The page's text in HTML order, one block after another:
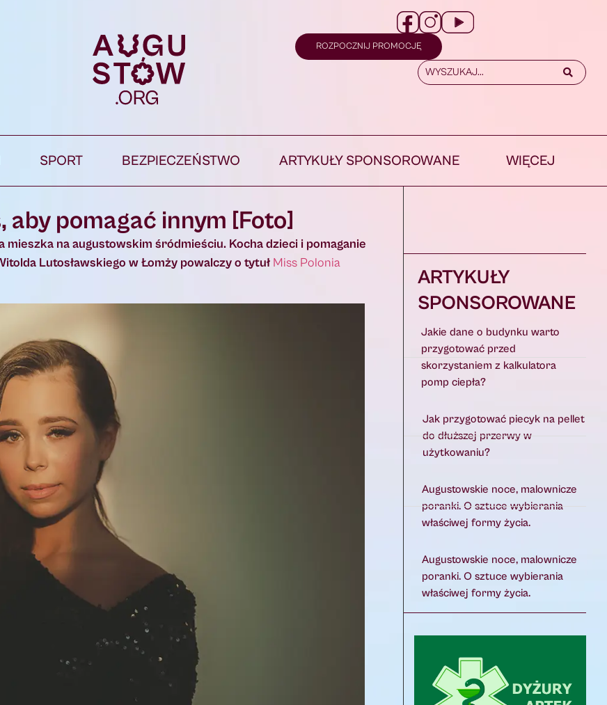
ROZPOCZNIJ PROMOCJĘ
SPORT BEZPIECZEŃSTWO ARTYKUŁY SPONSOROWANE WIĘCEJ
pomagać innym [Foto]
na augustowskim śródmieściu. Kocha dzieci i pomaganie
Lutosławskiego w Łomży powalczy o tytuł Miss Polonia
ARTYKUŁY
SPONSOROWANE
Jakie dane o budynku warto
przygotować przed
skorzystaniem z kalkulatora
pomp ciepła?
Jak przygotować piecyk na pellet
do dłuższej przerwy w
użytkowaniu?
Augustowskie noce, malownicze
poranki. O sztuce wybierania
właściwej formy życia.
Augustowskie noce, malownicze
poranki. O sztuce wybierania
właściwej formy życia.